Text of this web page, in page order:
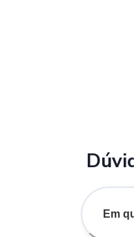
Em